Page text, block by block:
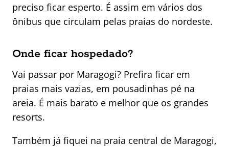
preciso ficar esperto. É assim em vários dos
ônibus que circulam pelas praias do nordeste.
Onde ficar hospedado?
Vai passar por Maragogi? Prefira ficar em
praias mais vazias, em pousadinhas pé na
areia. É mais barato e melhor que os grandes
resorts.
Também já fiquei na praia central de Maragogi,